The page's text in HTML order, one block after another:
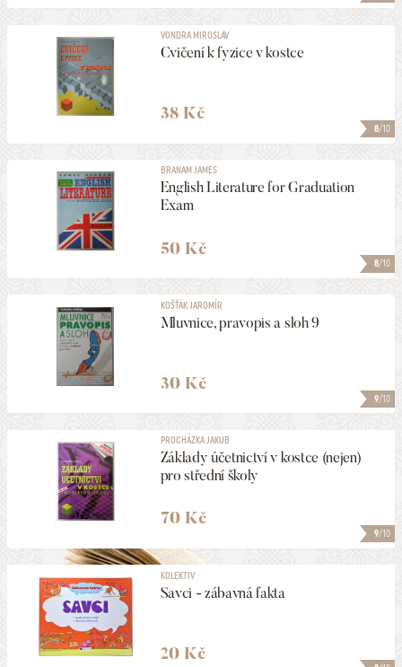
8/10
VONDRA MIROSLAV
Cvičení k fyzice v kostce
38 Kč
8/10
BRANAM JAMES
English Literature for Graduation
Exam
50 Kč
9/10
KOŠŤÁK JAROMÍR
Mluvnice, pravopis a sloh 9
30 Kč
9/10
PROCHÁZKA JAKUB
Základy účetnictví v kostce (nejen)
pro střední školy
70 Kč
KOLEKTIV
Savci - zábavná fakta
20 Kč